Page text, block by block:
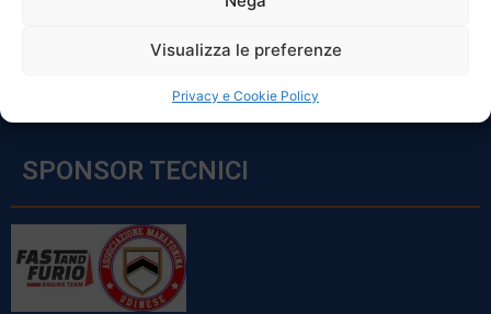
Visualizza le preferenze
Privacy e Cookie Policy
Sabato: 8:00 – 12:00
SPONSOR TECNICI